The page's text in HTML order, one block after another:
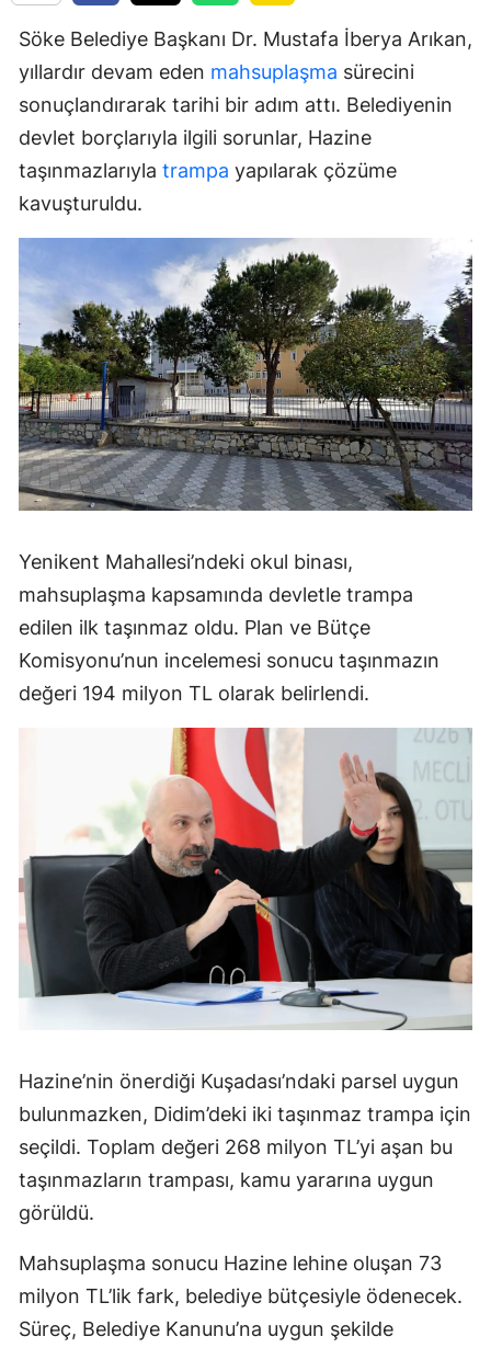
Söke Belediye Başkanı Dr. Mustafa İberya Arıkan,
yıllardır devam eden mahsuplaşma sürecini
sonuçlandırarak tarihi bir adım attı. Belediyenin
devlet borçlarıyla ilgili sorunlar, Hazine
taşınmazlarıyla trampa yapılarak çözüme
kavuşturuldu.
Yenikent Mahallesi’ndeki okul binası,
mahsuplaşma kapsamında devletle trampa
edilen ilk taşınmaz oldu. Plan ve Bütçe
Komisyonu’nun incelemesi sonucu taşınmazın
değeri 194 milyon TL olarak belirlendi.
Hazine’nin önerdiği Kuşadası’ndaki parsel uygun
bulunmazken, Didim’deki iki taşınmaz trampa için
seçildi. Toplam değeri 268 milyon TL’yi aşan bu
taşınmazların trampası, kamu yararına uygun
görüldü.
Mahsuplaşma sonucu Hazine lehine oluşan 73
milyon TL’lik fark, belediye bütçesiyle ödenecek.
Süreç, Belediye Kanunu’na uygun şekilde